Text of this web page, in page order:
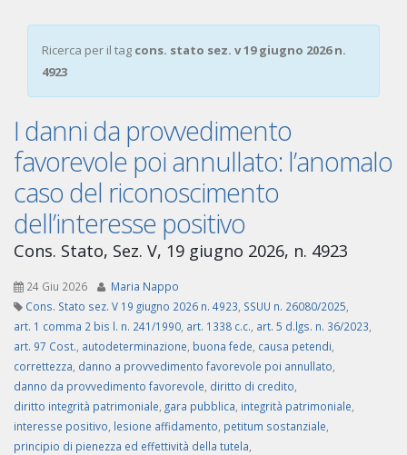
Ricerca per il tag cons. stato sez. v 19 giugno 2026 n.
4923
I danni da provvedimento
favorevole poi annullato: l’anomalo
caso del riconoscimento
dell’interesse positivo
Cons. Stato, Sez. V, 19 giugno 2026, n. 4923
24 Giu 2026
Maria Nappo
Cons. Stato sez. V 19 giugno 2026 n. 4923 SSUU n. 26080/2025
art. 1 comma 2 bis l. n. 241/1990 art. 1338 c.c. art. 5 d.lgs. n. 36/2023
art. 97 Cost. autodeterminazione buona fede causa petendi
correttezza danno a provvedimento favorevole poi annullato
danno da provvedimento favorevole diritto di credito
diritto integrità patrimoniale gara pubblica integrità patrimoniale
interesse positivo lesione affidamento petitum sostanziale
principio di pienezza ed effettività della tutela